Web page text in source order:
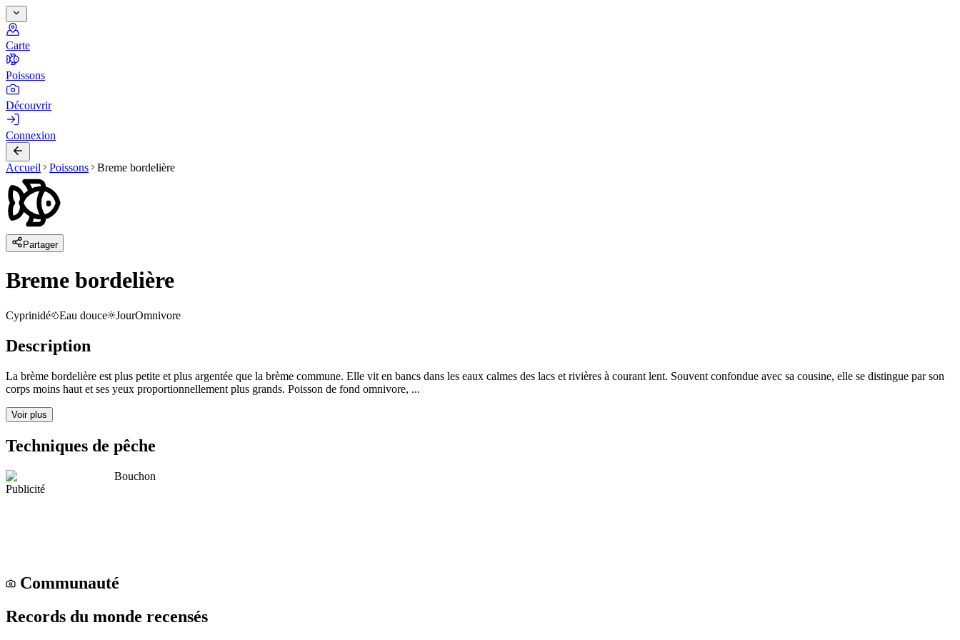
Carte
Poissons
Découvrir
Connexion
Accueil Poissons Breme bordelière
Partager
Breme bordelière
Cyprinidé Eau douce JourOmnivore
Description
La brème bordelière est plus petite et plus argentée que la brème commune. Elle vit en bancs dans les eaux calmes des lacs et rivières à courant lent. Souvent confondue avec sa cousine, elle se distingue par son
corps moins haut et ses yeux proportionnellement plus grands. Poisson de fond omnivore, ...
Voir plus
Techniques de pêche
Bouchon
Publicité
Communauté
Records du monde recensés